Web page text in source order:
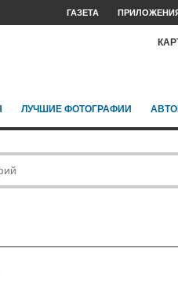
ГАЗЕТА
ЛУЧШИЕ ФОТОГРАФИИ